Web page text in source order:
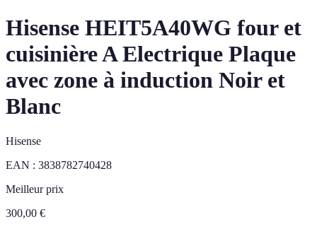
Hisense HEIT5A40WG four et
cuisinière A Electrique Plaque
avec zone à induction Noir et
Blanc
Hisense
EAN : 3838782740428
Meilleur prix
300,00 €